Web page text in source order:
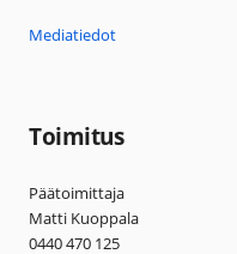
Mediatiedot
Toimitus
Päätoimittaja
Matti Kuoppala
0440 470 125